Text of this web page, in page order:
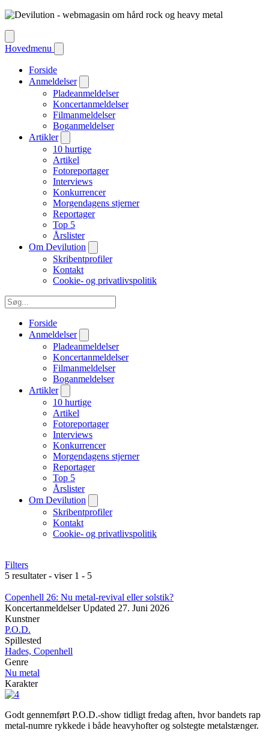
Hovedmenu
Forside
Anmeldelser
Pladeanmeldelser
Koncertanmeldelser
Filmanmeldelser
Boganmeldelser
Artikler
10 hurtige
Artikel
Fotoreportager
Interviews
Konkurrencer
Morgendagens stjerner
Reportager
Top 5
Årslister
Om Devilution
Skribentprofiler
Kontakt
Cookie- og privatlivspolitik
Forside
Anmeldelser
Pladeanmeldelser
Koncertanmeldelser
Filmanmeldelser
Boganmeldelser
Artikler
10 hurtige
Artikel
Fotoreportager
Interviews
Konkurrencer
Morgendagens stjerner
Reportager
Top 5
Årslister
Om Devilution
Skribentprofiler
Kontakt
Cookie- og privatlivspolitik
Filters
5 resultater - viser 1 - 5
Copenhell 26: Nu metal-revival eller solstik?
Koncertanmeldelser Updated 27. Juni 2026
Kunstner
P.O.D.
Spillested
Hades, Copenhell
Genre
Nu metal
Karakter
Godt gennemført P.O.D.-show tidligt fredag aften, hvor bandets rap
metal-numre rykkede i både heavyhofter og solstegte metalstænger.